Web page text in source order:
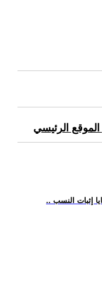
الرئيسي
إثبات النسب